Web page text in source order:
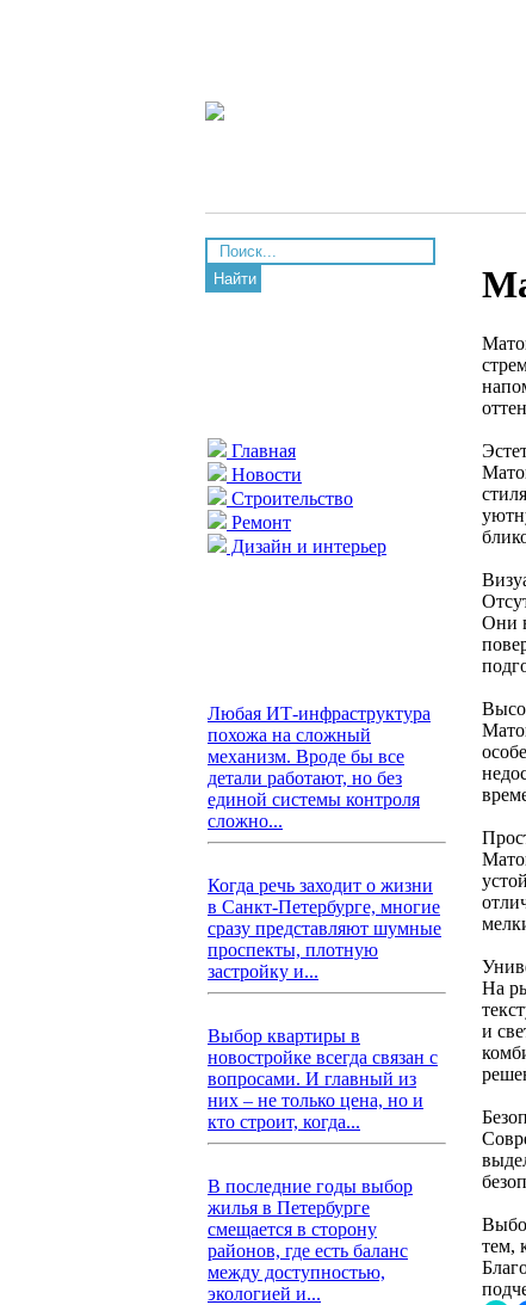
Найти
Главная
Новости
Строительство
Ремонт
Дизайн и интерьер
Любая ИТ-инфраструктура
похожа на сложный
механизм. Вроде бы все
детали работают, но без
единой системы контроля
сложно...
Когда речь заходит о жизни
в Санкт-Петербурге, многие
сразу представляют шумные
проспекты, плотную
застройку и...
Выбор квартиры в
новостройке всегда связан с
вопросами. И главный из
них – не только цена, но и
кто строит, когда...
В последние годы выбор
жилья в Петербурге
смещается в сторону
районов, где есть баланс
между доступностью,
экологией и...
Они
На
и
тем,